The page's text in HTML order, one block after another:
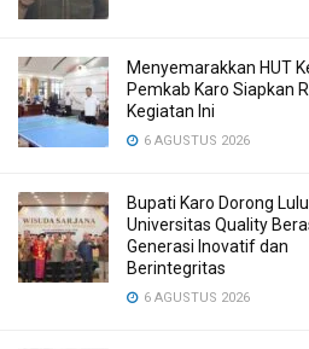
Menyemarakkan HUT
Pemkab Karo Siapkan
Kegiatan Ini
6 AGUSTUS 2026
Bupati Karo Dorong
Universitas Quality
Generasi Inovatif dan
Berintegritas
6 AGUSTUS 2026